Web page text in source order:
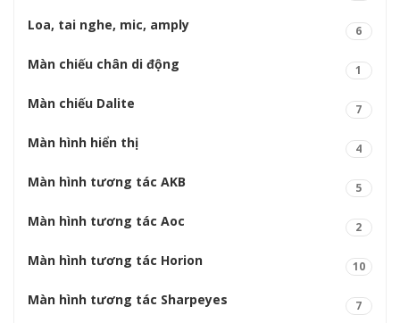
Loa, tai nghe, mic, amply 6
Màn chiếu chân di động 1
Màn chiếu Dalite 7
Màn hình hiển thị 4
Màn hình tương tác AKB 5
Màn hình tương tác Aoc 2
Màn hình tương tác Horion 10
Màn hình tương tác Sharpeyes 7